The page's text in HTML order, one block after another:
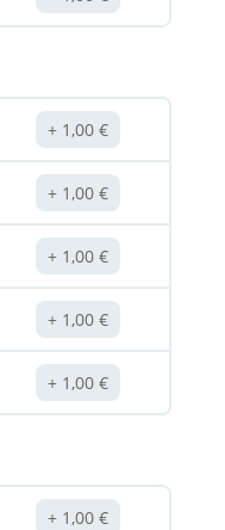
1,00€
1,00€
1,00€
1,00€
1,00€
1,00€